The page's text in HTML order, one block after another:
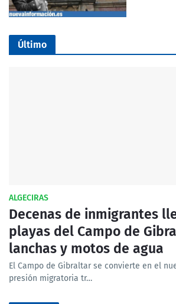
Último
ALGECIRAS
Decenas de inmigrantes
playas del Campo de
lanchas y motos de agua
El Campo de Gibraltar se convierte en el
presión migratoria tr…